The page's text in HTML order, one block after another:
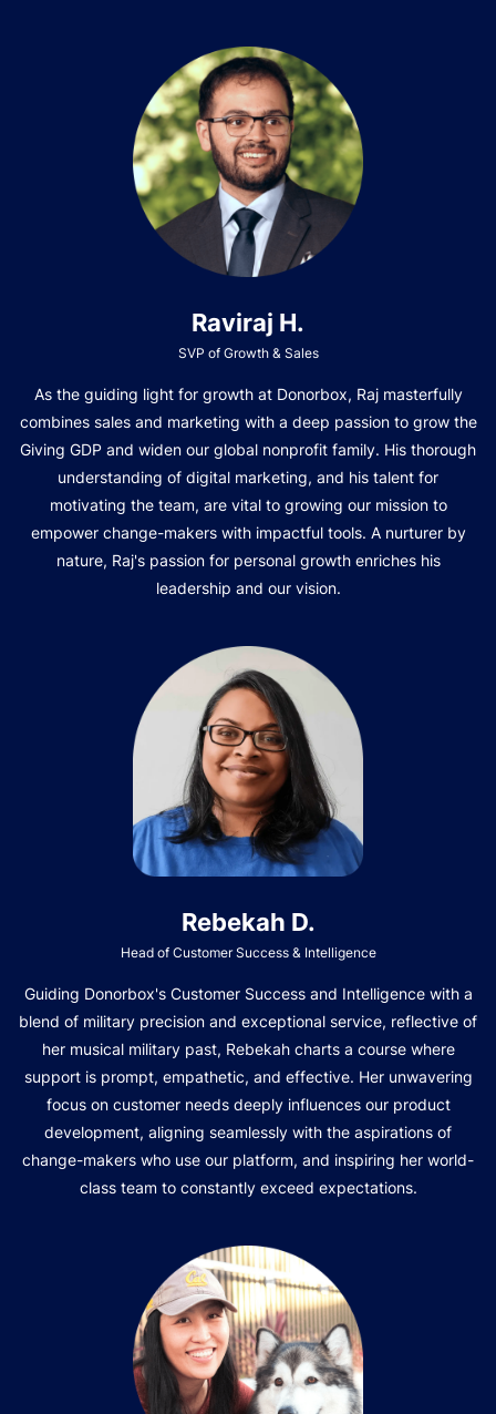
Raviraj H.
SVP of Growth & Sales
As the guiding light for growth at Donorbox, Raj masterfully
combines sales and marketing with a deep passion to grow the
Giving GDP and widen our global nonprofit family. His thorough
understanding of digital marketing, and his talent for
motivating the team, are vital to growing our mission to
empower change-makers with impactful tools. A nurturer by
nature, Raj's passion for personal growth enriches his
leadership and our vision.
Rebekah D.
Head of Customer Success & Intelligence
Guiding Donorbox's Customer Success and Intelligence with a
blend of military precision and exceptional service, reflective of
her musical military past, Rebekah charts a course where
support is prompt, empathetic, and effective. Her unwavering
focus on customer needs deeply influences our product
development, aligning seamlessly with the aspirations of
change-makers who use our platform, and inspiring her world-
class team to constantly exceed expectations.